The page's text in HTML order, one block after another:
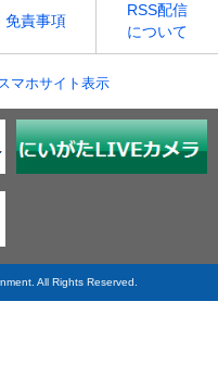
免責事項
RSS配信
について
マホサイト表示
All Rights Reserved.